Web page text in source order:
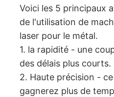
Voici les 5 principaux
de l'utilisation de
laser pour le métal.
1. la rapidité - une
des délais plus courts.
2. Haute précision -
gagnerez plus de